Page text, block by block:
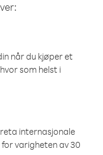
når du kjøper et
som helst i
internasjonale
varigheten av 30